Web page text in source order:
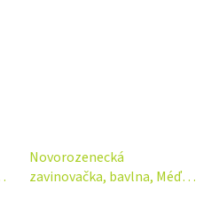
Novorozenecká
zavinovačka, bavlna, Méďa